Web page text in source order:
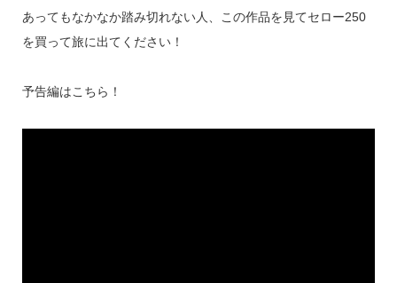
あってもなかなか踏み切れない人、この作品を見てセロー250
を買って旅に出てください！
予告編はこちら！